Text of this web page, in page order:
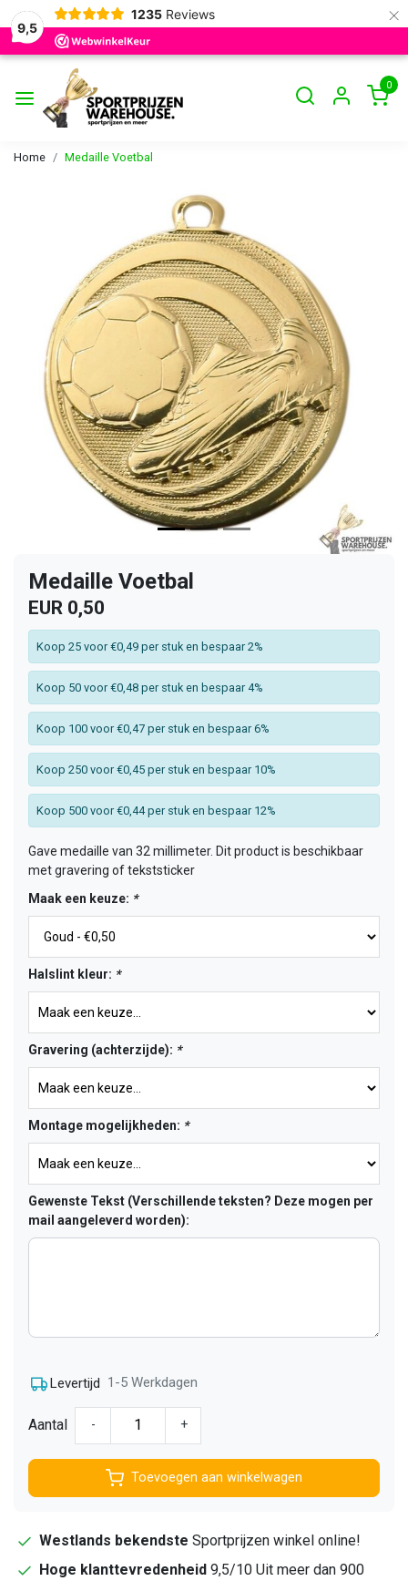
9,5
1235 Reviews ×
0
Home Medaille Voetbal
Vorige
Medaille Voetbal
EUR 0,50
Koop 25 voor €0,49 per stuk en bespaar 2%
Koop 50 voor €0,48 per stuk en bespaar 4%
Koop 100 voor €0,47 per stuk en bespaar 6%
Koop 250 voor €0,45 per stuk en bespaar 10%
Koop 500 voor €0,44 per stuk en bespaar 12%
Gave medaille van 32 millimeter. Dit product is beschikbaar
met gravering of tekststicker
Maak een keuze: *
Halslint kleur: *
Gravering (achterzijde): *
Montage mogelijkheden: *
Gewenste Tekst (Verschillende teksten? Deze mogen per
mail aangeleverd worden):
Levertijd 1-5 Werkdagen
Aantal - +
Toevoegen aan winkelwagen
Westlands bekendste Sportprijzen winkel online!
Hoge klanttevredenheid 9,5/10 Uit meer dan 900